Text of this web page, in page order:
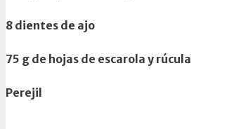
8 dientes de ajo
75 g de hojas de escarola y rúcula
Perejil